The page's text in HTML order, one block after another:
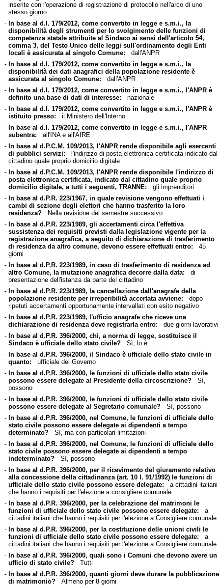
inserite con l'operazione di registrazione di protocollo nell'arco di uno
stesso giorno
- In base al d.l. 179/2012, come convertito in legge e s.m.i., la
disponibilità degli strumenti per lo svolgimento delle funzioni di
competenza statale attribuite al Sindaco ai sensi dell'articolo 54,
comma 3, del Testo Unico delle leggi sull'ordinamento degli Enti
locali è assicurata al singolo Comune: dall'ANPR
- In base al d.l. 179/2012, come convertito in legge e s.m.i., la
disponibilità dei dati anagrafici della popolazione residente è
assicurata al singolo Comune: dall'ANPR
- In base al d.l. 179/2012, come convertito in legge e s.m.i., l'ANPR è
definito una base di dati di interesse: nazionale
- In base al d.l. 179/2012, come convertito in legge e s.m.i., l'ANPR è
istituito presso: il Ministero dell'Interno
- In base al d.l. 179/2012, come convertito in legge e s.m.i., l'ANPR
subentra: all'INA e all'AIRE
- In base al d.P.C.M. 109/2013, l'ANPR rende disponibile agli esercenti
di pubblici servizi: l'indirizzo di posta elettronica certificata indicato dal
cittadino quale proprio domicilio digitale
- In base al d.P.C.M. 109/2013, l'ANPR rende disponibile l'indirizzo di
posta elettronica certificata, indicato dal cittadino quale proprio
domicilio digitale, a tutti i seguenti, TRANNE: gli imprenditori
- In base al d.P.R. 223/1967, in quale revisione vengono effettuati i
cambi di sezione degli elettori che hanno trasferito la loro
residenza?Nella revisione del semestre successivo
- In base al d.P.R. 223/1989, gli accertamenti circa l'effettiva
sussistenza dei requisiti previsti dalla legislazione vigente per la
registrazione anagrafica, a seguito di dichiarazione di trasferimento
di residenza da altro comune, devono essere effettuati entro: 45
giorni
- In base al d.P.R. 223/1989, in caso di trasferimento di residenza ad
altro Comune, la mutazione anagrafica decorre dalla data: di
presentazione dell'istanza da parte del cittadino
- In base al d.P.R. 223/1989, la cancellazione dall'anagrafe della
popolazione residente per irreperibilità accertata avviene: dopo
ripetuti accertamenti opportunamente intervallati con esito negativo
- In base al d.P.R. 223/1989, l'ufficio anagrafe che riceve una
dichiarazione di residenza deve registrarla entro: due giorni lavorativi
- In base al d.P.R. 396/2000, chi, a norma di legge, sostituisce il
Sindaco è ufficiale dello stato civile?Sì, lo è
- In base al d.P.R. 396/2000, il Sindaco è ufficiale dello stato civile in
quanto: ufficiale del Governo
- In base al d.P.R. 396/2000, le funzioni di ufficiale dello stato civile
possono essere delegate al Presidente della circoscrizione?Sì,
possono
- In base al d.P.R. 396/2000, le funzioni di ufficiale dello stato civile
possono essere delegate al Segretario comunale?Sì, possono
- In base al d.P.R. 396/2000, nel Comune, le funzioni di ufficiale dello
stato civile possono essere delegate ai dipendenti a tempo
determinato?Sì, ma con particolari limitazioni
- In base al d.P.R. 396/2000, nel Comune, le funzioni di ufficiale dello
stato civile possono essere delegate ai dipendenti a tempo
indeterminato?Sì, possono
- In base al d.P.R. 396/2000, per il ricevimento del giuramento relativo
alla concessione della cittadinanza (art. 10 l. 91/1992) le funzioni di
ufficiale dello stato civile possono essere delegate: a cittadini italiani
che hanno i requisiti per l'elezione a consigliere comunale
- In base al d.P.R. 396/2000, per la celebrazione del matrimoni le
funzioni di ufficiale dello stato civile possono essere delegate: a
cittadini italiani che hanno i requisiti per l'elezione a Consigliere comunale
- In base al d.P.R. 396/2000, per la costituzione delle unioni civili le
funzioni di ufficiale dello stato civile possono essere delegate: a
cittadini italiani che hanno i requisiti per l'elezione a Consigliere comunale
- In base al d.P.R. 396/2000, quali sono i Comuni che devono avere un
ufficio di stato civile?Tutti
- In base al d.P.R. 396/2000, quanti giorni deve durare la pubblicazione
di matrimonio?Almeno per 8 giorni